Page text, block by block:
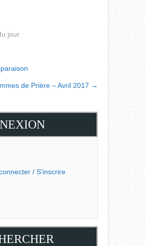
jour
de Prière – Avril 2017 →
/ S'inscrire